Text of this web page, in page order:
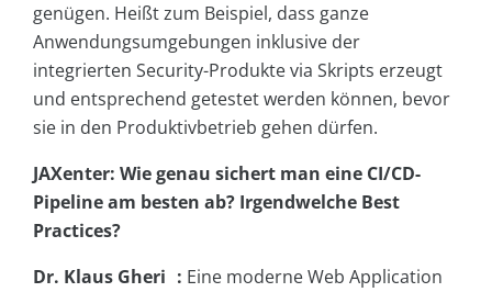
genügen. Heißt zum Beispiel, dass ganze
Anwendungsumgebungen inklusive der
integrierten Security-Produkte via Skripts erzeugt
und entsprechend getestet werden können, bevor
sie in den Produktivbetrieb gehen dürfen.
JAXenter: Wie genau sichert man eine CI/CD-
Pipeline am besten ab? Irgendwelche Best
Practices?
Dr. Klaus Gheri : Eine moderne Web Application